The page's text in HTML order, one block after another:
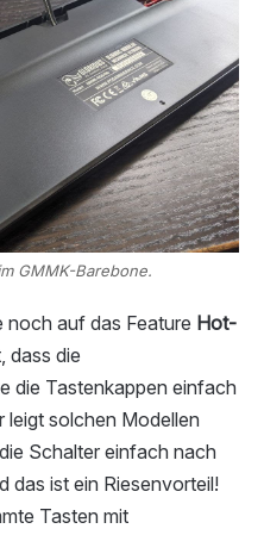
GMMK-Barebone.
noch auf das Feature Hot-
dass die
die Tastenkappen einfach
solchen Modellen
Schalter einfach nach
das ist ein Riesenvorteil!
Tasten mit